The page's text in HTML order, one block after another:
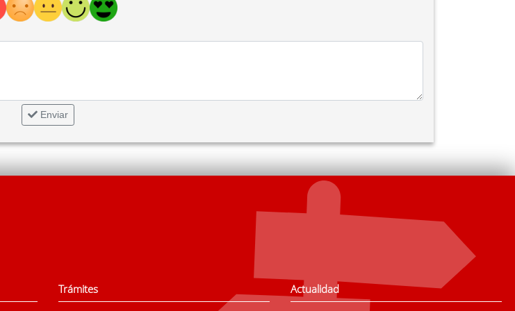
de cada actividad es de900,00 €.
1 de enero de 2025 al 20 de noviembre de 2025.
total de la actividad subvencionada.
directa e indubitadamente con el desarrollo y ejecución de la actividad
y sean imprescindibles para la realización de la actividad. Cuando la actividad
se tendrán en cuenta estos límites. En el caso de gastos correspondientes a dietas y
en el RD 462/2002, de 24 de mayo, sobre indemnizaciones por razón del servicio del
de pago será mediante transferencia bancaria, talón adjuntando extracto bancario con
subvencionadas de acuerdo con el artículo 29 de la Ley General de
parcial de las actuaciones que constituyen el objeto de la subvención sea
Enviar
Trámites Actualidad